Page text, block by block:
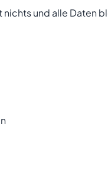
und alle Daten